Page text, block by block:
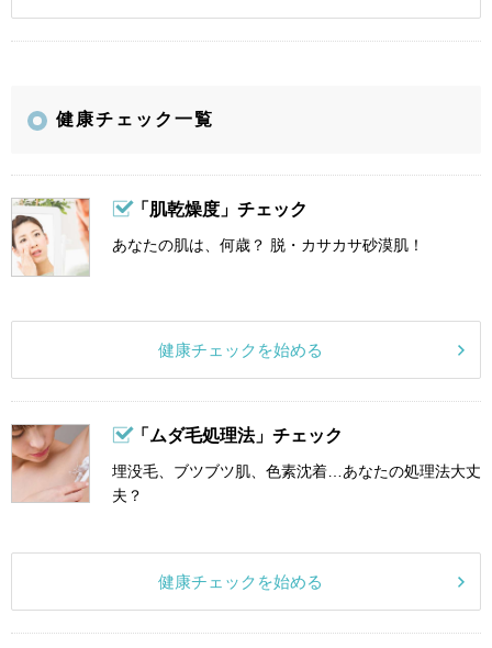
健康チェック一覧
「肌乾燥度」チェック
あなたの肌は、何歳？ 脱・カサカサ砂漠肌！
健康チェックを始める
「ムダ毛処理法」チェック
埋没毛、ブツブツ肌、色素沈着…あなたの処理法大丈
夫？
健康チェックを始める